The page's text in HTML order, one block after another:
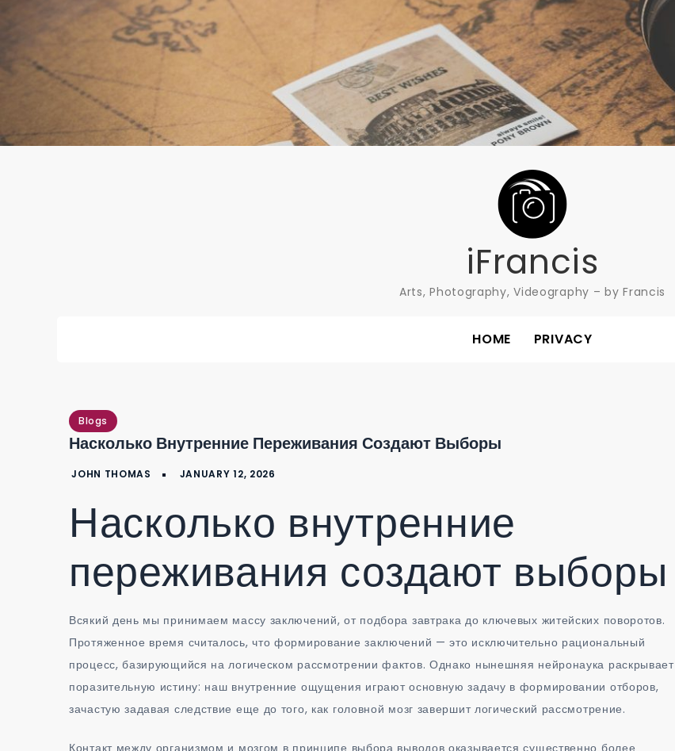
iFrancis
Arts, Photography, Videography – by Francis
HOME PRIVACY
Blogs
Насколько Внутренние Переживания Создают Выборы
Насколько внутренние
переживания создают выборы
Всякий день мы принимаем массу заключений, от подбора завтрака до ключевых житейских поворотов.
Протяженное время считалось, что формирование заключений — это исключительно рациональный
процесс, базирующийся на логическом рассмотрении фактов. Однако нынешняя нейронаука раскрывает
поразительную истину: наш внутренние ощущения играют основную задачу в формировании отборов,
зачастую задавая следствие еще до того, как головной мозг завершит логический рассмотрение.
Контакт между организмом и мозгом в принципе выбора выводов оказывается существенно более